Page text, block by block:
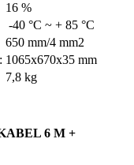
16 %
-40 °C ~ + 85 °C
650 mm/4 mm2
1065x670x35 mm
7,8 kg
6 M +